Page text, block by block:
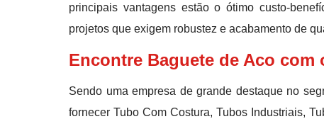
principais vantagens estão o ótimo custo-
projetos que exigem robustez e acabamento de
Encontre Baguete de Aco com
Sendo uma empresa de grande destaque no
fornecer Tubo Com Costura, Tubos Industriais,